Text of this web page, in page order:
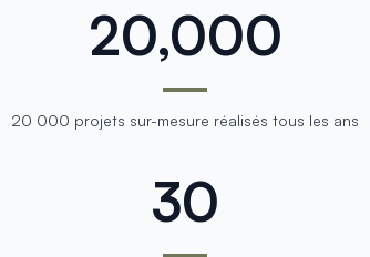
20,000
20 000 projets sur-mesure réalisés tous les ans
30